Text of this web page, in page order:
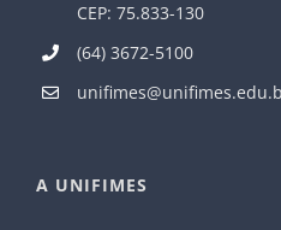
CEP: 75.833-130
(64) 3672-5100
A UNIFIMES